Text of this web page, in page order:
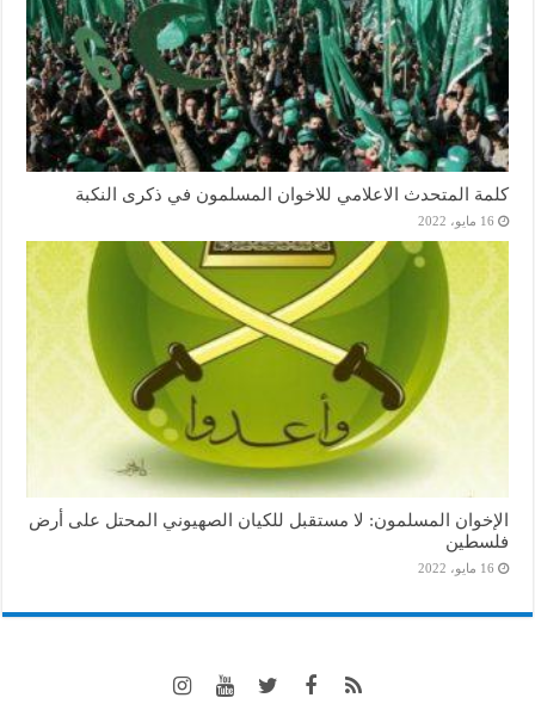
كلمة المتحدث الاعلامي للاخوان المسلمون في ذكرى النكبة
16 مايو، 2022
الإخوان المسلمون: لا مستقبل للكيان الصهيوني المحتل على أرض
فلسطين
16 مايو، 2022